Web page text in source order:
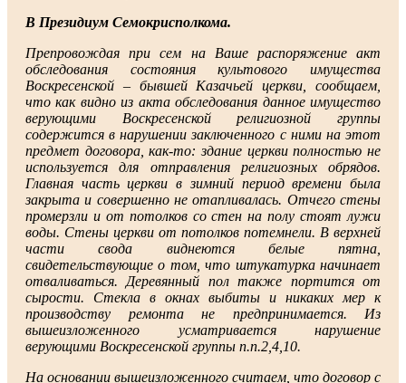
В Президиум Семокрисполкома.
Препровождая при сем на Ваше распоряжение акт
обследования состояния культового имущества
Воскресенской – бывшей Казачьей церкви, сообщаем,
что как видно из акта обследования данное имущество
верующими Воскресенской религиозной группы
содержится в нарушении заключенного с ними на этот
предмет договора, как-то: здание церкви полностью не
используется для отправления религиозных обрядов.
Главная часть церкви в зимний период времени была
закрыта и совершенно не отапливалась. Отчего стены
промерзли и от потолков со стен на полу стоят лужи
воды. Стены церкви от потолков потемнели. В верхней
части свода виднеются белые пятна,
свидетельствующие о том, что штукатурка начинает
отваливаться. Деревянный пол также портится от
сырости. Стекла в окнах выбиты и никаких мер к
производству ремонта не предпринимается. Из
вышеизложенного усматривается нарушение
верующими Воскресенской группы п.п.2,4,10.
На основании вышеизложенного считаем, что договор с